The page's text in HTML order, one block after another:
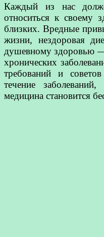
Каждый из нас
относиться к своему
близких. Вредные
жизни, нездоровая
душевному здоровью
хронических
требований и
течение
медицина становится